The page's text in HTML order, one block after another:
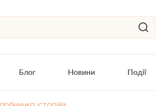
Блог Новини Події
історій»